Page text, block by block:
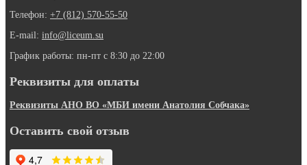
Телефон: +7 (812) 570-55-50
E-mail: info@liceum.su
График работы: пн-пт с 8:30 до 22:00
Реквизиты для оплаты
Реквизиты АНО ВО «МБИ имени Анатолия Собчака»
Оставить свой отзыв